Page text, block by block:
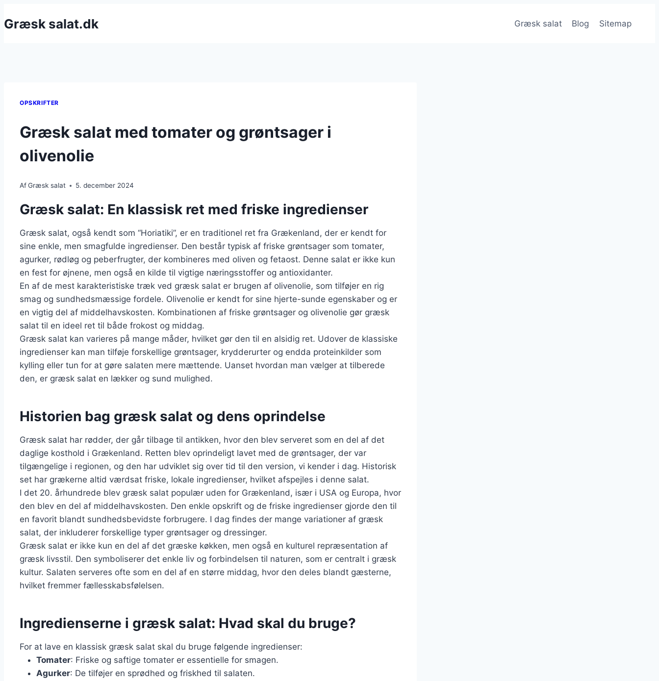
til
Græsk salat.dk Græsk salat Blog Sitemap
OPSKRIFTER
Græsk salat med tomater og grøntsager i
olivenolie
AfGræsk salat 5. december 2024
Græsk salat: En klassisk ret med friske ingredienser
Græsk salat, også kendt som “Horiatiki”, er en traditionel ret fra Grækenland, der er kendt for
sine enkle, men smagfulde ingredienser. Den består typisk af friske grøntsager som tomater,
agurker, rødløg og peberfrugter, der kombineres med oliven og fetaost. Denne salat er ikke kun
en fest for øjnene, men også en kilde til vigtige næringsstoffer og antioxidanter.
En af de mest karakteristiske træk ved græsk salat er brugen af olivenolie, som tilføjer en rig
smag og sundhedsmæssige fordele. Olivenolie er kendt for sine hjerte-sunde egenskaber og er
en vigtig del af middelhavskosten. Kombinationen af friske grøntsager og olivenolie gør græsk
salat til en ideel ret til både frokost og middag.
Græsk salat kan varieres på mange måder, hvilket gør den til en alsidig ret. Udover de klassiske
ingredienser kan man tilføje forskellige grøntsager, krydderurter og endda proteinkilder som
kylling eller tun for at gøre salaten mere mættende. Uanset hvordan man vælger at tilberede
den, er græsk salat en lækker og sund mulighed.
Historien bag græsk salat og dens oprindelse
Græsk salat har rødder, der går tilbage til antikken, hvor den blev serveret som en del af det
daglige kosthold i Grækenland. Retten blev oprindeligt lavet med de grøntsager, der var
tilgængelige i regionen, og den har udviklet sig over tid til den version, vi kender i dag. Historisk
set har grækerne altid værdsat friske, lokale ingredienser, hvilket afspejles i denne salat.
I det 20. århundrede blev græsk salat populær uden for Grækenland, især i USA og Europa, hvor
den blev en del af middelhavskosten. Den enkle opskrift og de friske ingredienser gjorde den til
en favorit blandt sundhedsbevidste forbrugere. I dag findes der mange variationer af græsk
salat, der inkluderer forskellige typer grøntsager og dressinger.
Græsk salat er ikke kun en del af det græske køkken, men også en kulturel repræsentation af
græsk livsstil. Den symboliserer det enkle liv og forbindelsen til naturen, som er centralt i græsk
kultur. Salaten serveres ofte som en del af en større middag, hvor den deles blandt gæsterne,
hvilket fremmer fællesskabsfølelsen.
Ingredienserne i græsk salat: Hvad skal du bruge?
For at lave en klassisk græsk salat skal du bruge følgende ingredienser:
Tomater: Friske og saftige tomater er essentielle for smagen.
Agurker: De tilføjer en sprødhed og friskhed til salaten.